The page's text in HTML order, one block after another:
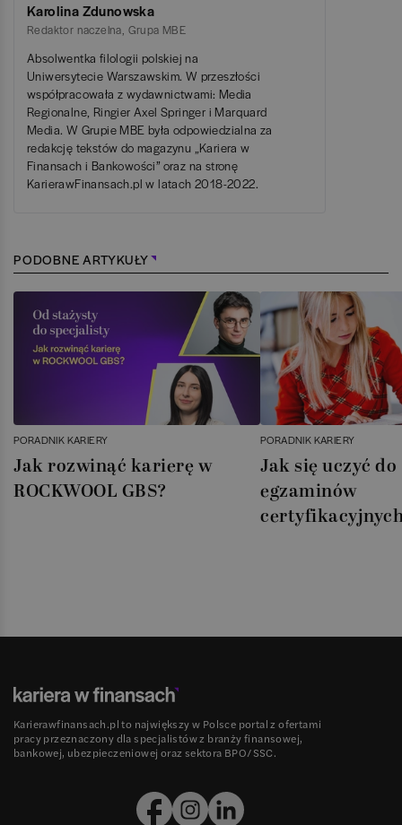
Karolina Zdunowska
Redaktor naczelna, Grupa MBE
Absolwentka filologii polskiej na
Uniwersytecie Warszawskim. W przeszłości
współpracowała z wydawnictwami: Media
Regionalne, Ringier Axel Springer i Marquard
Media. W Grupie MBE była odpowiedzialna za
redakcję tekstów do magazynu „Kariera w
Finansach i Bankowości” oraz na stronę
KarierawFinansach.pl w latach 2018-2022.
PODOBNE ARTYKUŁY
PORADNIK KARIERY
Jak rozwinąć karierę w
ROCKWOOL GBS?
PORADNIK KARIERY
Jak się uczyć do
egzaminów
Karierawfinansach.pl to największy w Polsce portal z ofertami
pracy przeznaczony dla specjalistów z branży finansowej,
bankowej, ubezpieczeniowej oraz sektora BPO/SSC.